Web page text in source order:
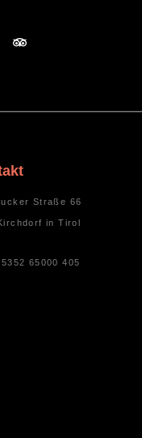
Straße 66
in Tirol
65000 405